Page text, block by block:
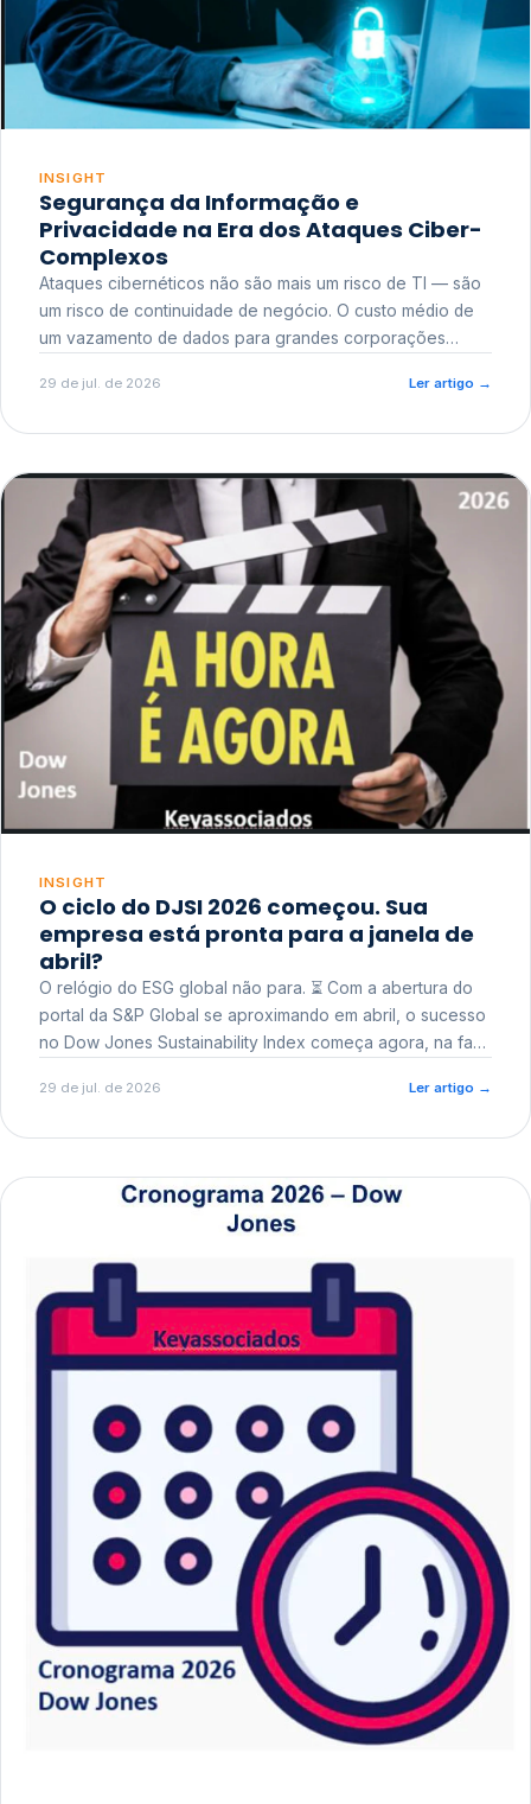
INSIGHT
Segurança da Informação e
Privacidade na Era dos Ataques Ciber-
Complexos
Ataques cibernéticos não são mais um risco de TI — são
um risco de continuidade de negócio. O custo médio de
um vazamento de dados para grandes corporações
reputacional e o risco regulatório junto a órgãos como a
29 de jul. de 2026 Ler artigo →
INSIGHT
O ciclo do DJSI 2026 começou. Sua
empresa está pronta para a janela de
abril?
O relógio do ESG global não para. ⏳ Com a abertura do
portal da S&P Global se aproximando em abril, o sucesso
no Dow Jones Sustainability Index começa agora, na fase
29 de jul. de 2026 Ler artigo →